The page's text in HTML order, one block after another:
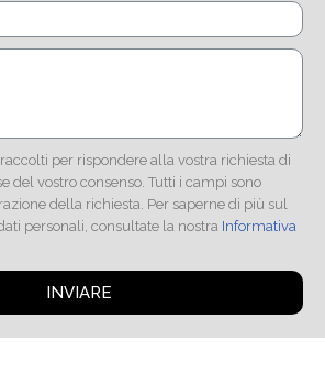
per rispondere alla vostra richiesta di
del vostro consenso. Tutti i campi sono
della richiesta. Per saperne di più sul
personali, consultate la nostra Informativa
INVIARE